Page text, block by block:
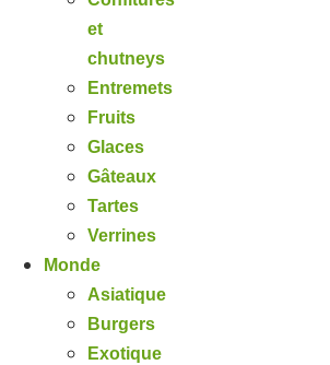
et
chutneys
Entremets
Fruits
Glaces
Gâteaux
Tartes
Verrines
Monde
Asiatique
Burgers
Exotique